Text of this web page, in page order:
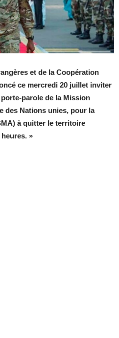
et de la Coopération
ce mercredi 20 juillet inviter
parole de la Mission
des Nations unies, pour la
à quitter le territoire
»